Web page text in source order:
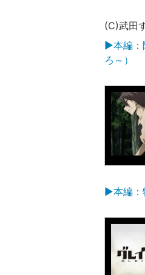
(C)武田
▶本編：
ろ～）
▶本編：